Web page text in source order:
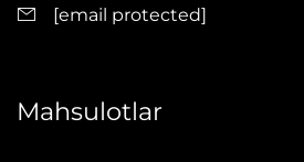
[email protected]
Mahsulotlar